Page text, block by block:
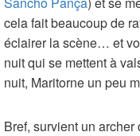
cela fait beaucoup de
éclairer la scène… et
nuit qui se mettent à
nuit, Maritorne un peu
Bref, survient un archer